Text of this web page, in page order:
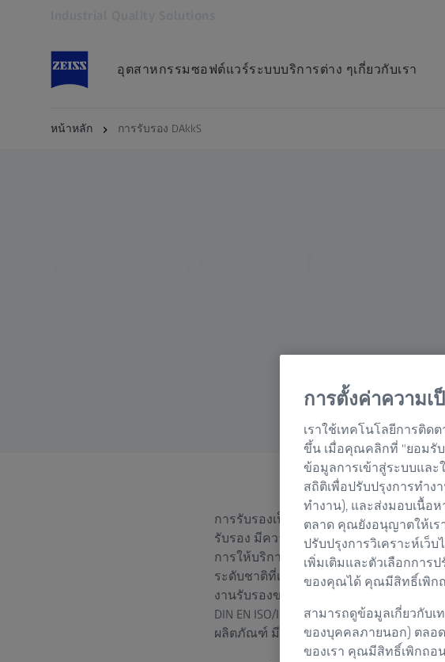
อุตสาหกรรมซอฟต์แวร์ระบบบริการต่าง ๆเกี่ยวกับเรา
หน้าหลัก การรับรอง DAkkS
การรับรองเป็นการยืนยันว่าหน่วยงานปร
รับรอง มีความสามารถทางวิชาชีพและท
การให้บริการตามที่อธิบายไว้ในขอบเขต
ระดับชาติที่เป็นกลาง ซึ่งทำหน้าที่เป็นผู้มีอ
งานรับรองของเยอรมนี) การรับรองจะขึ้นอ
DIN EN ISO/IEC 107025 สำหรับห้องปฏิบั
ผลิตภัณฑ์ มีการออกหนังสือรับรองให้เป็นก
การตั้งค่าความ
เราใช้เทคโนโลยีการติด
ขึ้น เมื่อคุณคลิกที่ "ยอมรั
ข้อมูลการเข้าสู่ระบบและ
สถิติเพื่อปรับปรุงการทำง
ทำงาน), และส่งมอบเนื้อ
ตลาด คุณยังอนุญาตให้เร
ปรับปรุงการวิเคราะห์เ
เพิ่มเติมและตัวเลือกการ
ของคุณได้ คุณมีสิทธิ์เพิก
สามารถดูข้อมูลเกี่ยวกับเ
ของบุคคลภายนอก) ตลอ
ของเรา คุณมีสิทธิ์เพิกถอ